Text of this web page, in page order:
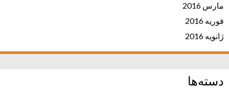
مارس 2016
فوریه 2016
ژانویه 2016
دسته‌ها